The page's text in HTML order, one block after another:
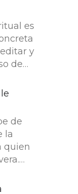
Yo
El
a
al
las
en
es
y
de
tu
de
la
quien
esta